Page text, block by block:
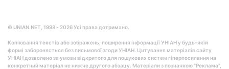
© UNIAN.NET, 1998 - 2026 Усі права дотримано.
Копіювання текстів або зображень, поширення інформації УНІАН у будь-якій
формі забороняється без письмової згоди УНІАН. Цитування матеріалів сайту
УНІАН дозволено за умови відкритого для пошукових систем гіперпосилання на
конкретний матеріал не нижче другого абзацу. Матеріали з позначкою "Реклама",